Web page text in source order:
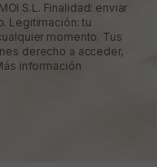
S.L. Finalidad: enviar
Legitimación: tu
momento. Tus
derecho a acceder,
información